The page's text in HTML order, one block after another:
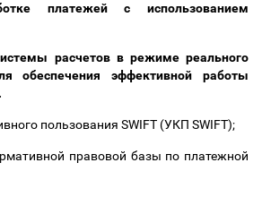
платежей с использованием
расчетов в режиме реального
обеспечения эффективной работы
пользования SWIFT (УКП SWIFT);
правовой базы по платежной